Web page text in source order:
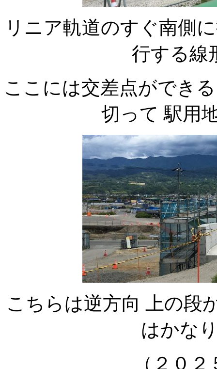
リニア軌道のすぐ南側
行する線
ここには交差点ができ
切って 駅用
こちらは逆方向 上の
はかな
（２０